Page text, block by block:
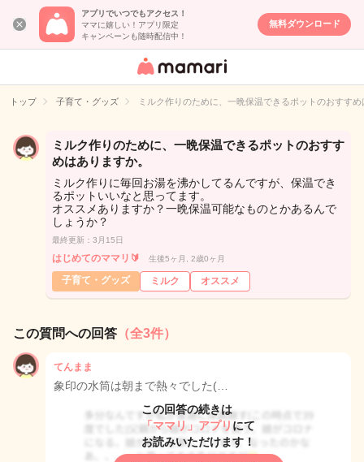
アプリでいつでもアクセス！
ママに嬉しい！アプリ限定
キャンペーンも随時配信中！
無料ダウンロード
女性専用匿名QA
イト
トップ 子育て・グッズ ミルク作りのために、一晩保温できるポットのおすす
ミルク作りのために、一晩保温できるポットのおすす
めはありますか。
ミルク作りに毎回お湯を沸かしてるんですが、保温でき
るポットいいなと思ってます。
オススメありますか？一晩保温可能なものとかあるんで
しょうか？
最終更新：3月15日
はじめてのママリ🔰 生後5ヶ月, 2歳0ヶ月
子育て・グッズ ミルク オススメ
この質問への回答 （全3件）
てんまま
象印の水筒は朝まで熱々でした(…
この回答の続きは
「ママリ」アプリ にて
お読みいただけます！